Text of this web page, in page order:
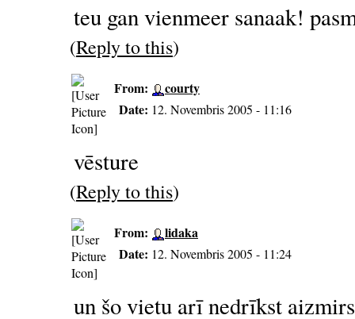
teu gan vienmeer sanaak!
(Reply to this)
From:
courty
Date: 12. Novembris 2005 - 11:16
vēsture
(Reply to this)
From:
lidaka
Date: 12. Novembris 2005 - 11:24
un šo vietu arī nedrīkst